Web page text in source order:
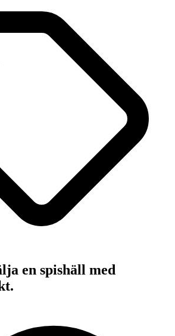
en spishäll med